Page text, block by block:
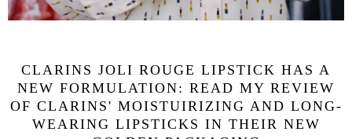
CLARINS JOLI ROUGE LIPSTICK HAS A
NEW FORMULATION: READ MY REVIEW
OF CLARINS' MOISTUIRIZING AND LONG-
WEARING LIPSTICKS IN THEIR NEW